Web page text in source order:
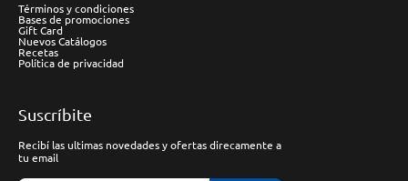
Términos y condiciones
Bases de promociones
Gift Card
Nuevos Catálogos
Recetas
Política de privacidad
Suscríbite
Recibí las ultimas novedades y ofertas direcamente a
tu email